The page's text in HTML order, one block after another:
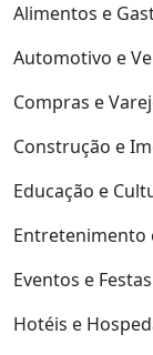
Alimentos e
Automotivo e
Compras e
Construção e
Educação e
Entretenimento
Eventos e Festas
Hotéis e